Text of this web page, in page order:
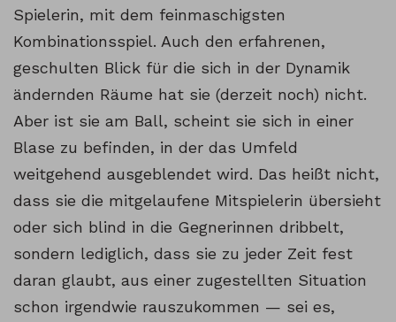
Spielerin, mit dem feinmaschigsten
Kombinationsspiel. Auch den erfahrenen,
geschulten Blick für die sich in der Dynamik
ändernden Räume hat sie (derzeit noch) nicht.
Aber ist sie am Ball, scheint sie sich in einer
Blase zu befinden, in der das Umfeld
weitgehend ausgeblendet wird. Das heißt nicht,
dass sie die mitgelaufene Mitspielerin übersieht
oder sich blind in die Gegnerinnen dribbelt,
sondern lediglich, dass sie zu jeder Zeit fest
daran glaubt, aus einer zugestellten Situation
schon irgendwie rauszukommen — sei es,